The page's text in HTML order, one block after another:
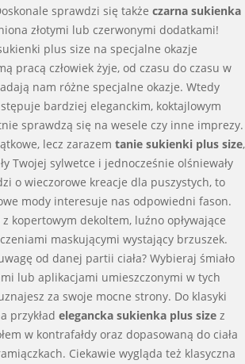
sprawdzi się także czarna sukienka
złotymi lub czerwonymi dodatkami!
plus size na specjalne okazje
pracą człowiek żyje, od czasu do czasu w
nam różne specjalne okazje. Wtedy
bardziej eleganckim, koktajlowym
sprawdzą się na wesele czy inne imprezy.
lecz zarazem tanie sukienki plus size,
Twojej sylwetce i jednocześnie olśniewały
o wieczorowe kreacje dla puszystych, to
mody interesuje nas odpowiedni fason.
kopertowym dekoltem, luźno opływające
maskującymi wystający brzuszek.
od danej partii ciała? Wybieraj śmiało
lub aplikacjami umieszczonymi w tych
za swoje mocne strony. Do klasyki
przykład elegancka sukienka plus size z
w kontrafałdy oraz dopasowaną do ciała
Ciekawie wygląda też klasyczna